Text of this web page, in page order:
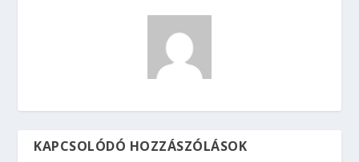
KAPCSOLÓDÓ HOZZÁSZÓLÁSOK